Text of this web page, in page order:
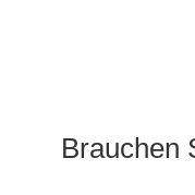
Brauchen